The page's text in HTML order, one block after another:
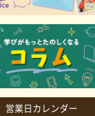
営業日カレンダー